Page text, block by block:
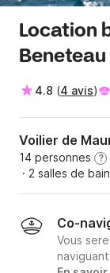
Location
Beneteau
4.8 (4 avis)
Voilier de
14 personnes ?
· 2 salles de bain
Co-
Vous